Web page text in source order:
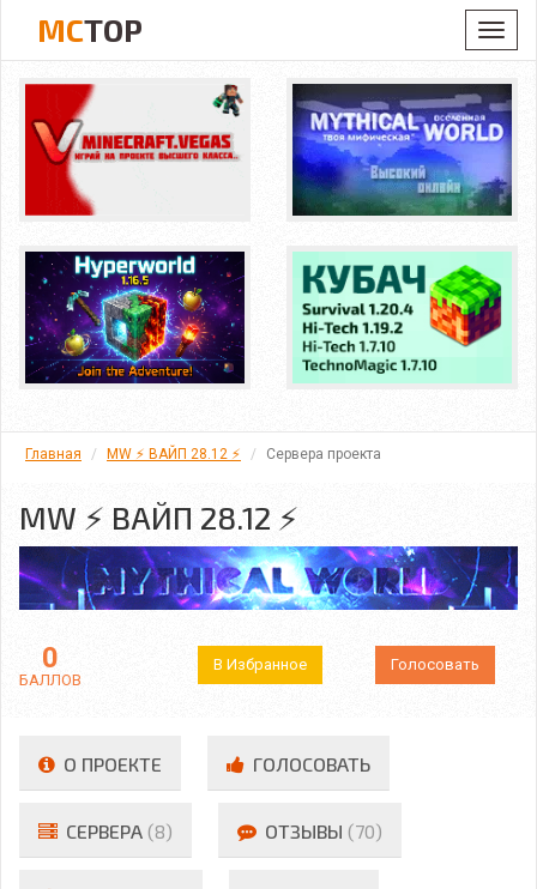
MCTOP
Главная MW ⚡ ВАЙП 28.12 ⚡ Сервера проекта
MW ⚡ ВАЙП 28.12 ⚡
0
БАЛЛОВ
В Избранное Голосовать
О ПРОЕКТЕ ГОЛОСОВАТЬ
СЕРВЕРА (8) ОТЗЫВЫ (70)